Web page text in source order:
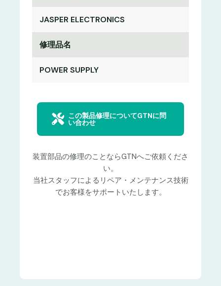
JASPER ELECTRONICS
修理品名
POWER SUPPLY
この製品修理についてGTNに問
い合わせ
装置部品の修理のことならGTNへご依頼くださ
い。
当社スタッフによるリペア・メンテナンス技術
でお客様をサポートいたします。